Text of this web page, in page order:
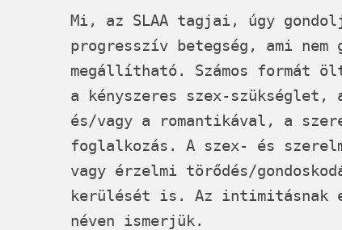
Mi, az SLAA tagjai, úgy
progresszív betegség, ami nem
megállítható. Számos formát
a kényszeres szex-szükséglet,
és/vagy a romantikával, a
foglalkozás. A szex- és
vagy érzelmi törődés/
kerülését is. Az intimitásnak
néven ismerjük.